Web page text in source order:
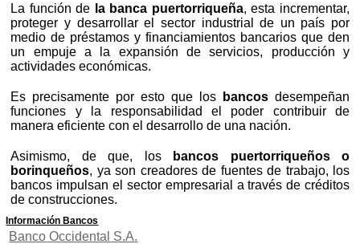
La función de la banca puertorriqueña, esta incrementar,
proteger y desarrollar el sector industrial de un país por
medio de préstamos y financiamientos bancarios que den
un empuje a la expansión de servicios, producción y
actividades económicas.
Es precisamente por esto que los bancos desempeñan
funciones y la responsabilidad el poder contribuir de
manera eficiente con el desarrollo de una nación.
Asimismo, de que, los
bancos puertorriqueños o
borinqueños, ya son creadores de fuentes de trabajo, los
bancos impulsan el sector empresarial a través de créditos
de construcciones.
Información Bancos
Banco Occidental S.A.